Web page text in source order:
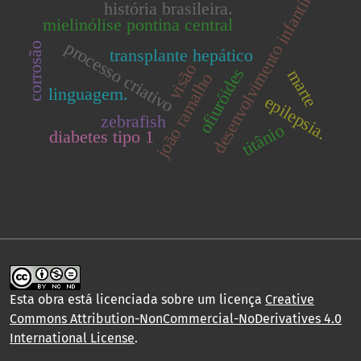
mielinólise pontina central
transplante hepático
processo criativojoão ramalho
história brasileira.desenvolvimento infantil
linguagem. ofiuróides
zebrafish epilepsia.
diabetes tipo 1 titânio
corrosão marte
visão
Esta obra está licenciada sobre um licença Creative
Commons Attribution-NonCommercial-NoDerivatives 4.0
International License.